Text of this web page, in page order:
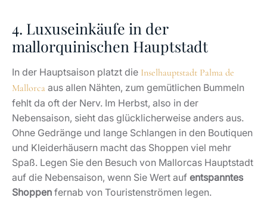
4. Luxuseinkäufe in der
mallorquinischen Hauptstadt
In der Hauptsaison platzt die Inselhauptstadt Palma de
Mallorca aus allen Nähten, zum gemütlichen Bummeln
fehlt da oft der Nerv. Im Herbst, also in der
Nebensaison, sieht das glücklicherweise anders aus.
Ohne Gedränge und lange Schlangen in den Boutiquen
und Kleiderhäusern macht das Shoppen viel mehr
Spaß. Legen Sie den Besuch von Mallorcas Hauptstadt
auf die Nebensaison, wenn Sie Wert auf entspanntes
Shoppen fernab von Touristenströmen legen.